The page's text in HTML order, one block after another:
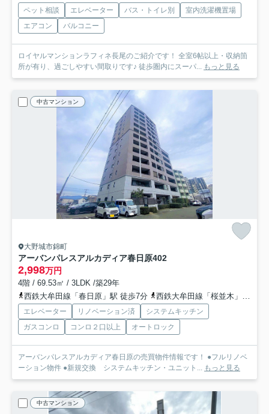
ペット相談 エレベーター バス・トイレ別
室内洗濯機置場
エアコン
バルコニー
ロイヤルマンションラフィネ長尾のご紹介です！ 全室6帖以上・収納箇
所が有り、過ごしやすい間取りです♪ 徒歩圏内にスーパ... もっと見る
中古マンション
大野城市錦町
アーバンパレスアルカディア春日原402
2,998万円
4階 / 69.53㎡ / 3LDK /築29年
西鉄大牟田線「春日原」駅 徒歩7分
西鉄大牟田線「桜並木」駅 徒歩11分
エレベーター リノベーション済
システムキッチン
ガスコンロ
コンロ２口以上 オートロック
アーバンパレスアルカディア春日原の売買物件情報です！ ●フルリノベ
ーション物件 ●新規交換 システムキッチン・ユニット... もっと見る
中古マンション